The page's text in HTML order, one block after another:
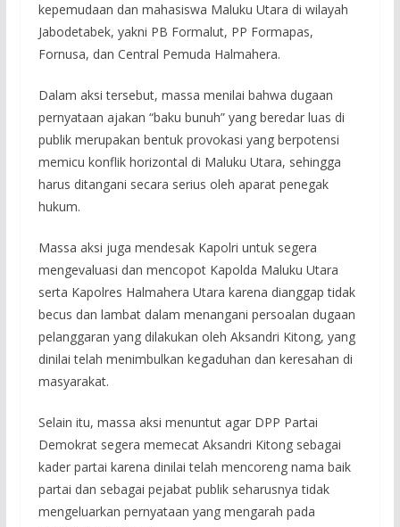
kepemudaan dan mahasiswa Maluku Utara di wilayah
Jabodetabek, yakni PB Formalut, PP Formapas,
Fornusa, dan Central Pemuda Halmahera.
Dalam aksi tersebut, massa menilai bahwa dugaan
pernyataan ajakan “baku bunuh” yang beredar luas di
publik merupakan bentuk provokasi yang berpotensi
memicu konflik horizontal di Maluku Utara, sehingga
harus ditangani secara serius oleh aparat penegak
hukum.
Massa aksi juga mendesak Kapolri untuk segera
mengevaluasi dan mencopot Kapolda Maluku Utara
serta Kapolres Halmahera Utara karena dianggap tidak
becus dan lambat dalam menangani persoalan dugaan
pelanggaran yang dilakukan oleh Aksandri Kitong, yang
dinilai telah menimbulkan kegaduhan dan keresahan di
masyarakat.
Selain itu, massa aksi menuntut agar DPP Partai
Demokrat segera memecat Aksandri Kitong sebagai
kader partai karena dinilai telah mencoreng nama baik
partai dan sebagai pejabat publik seharusnya tidak
mengeluarkan pernyataan yang mengarah pada